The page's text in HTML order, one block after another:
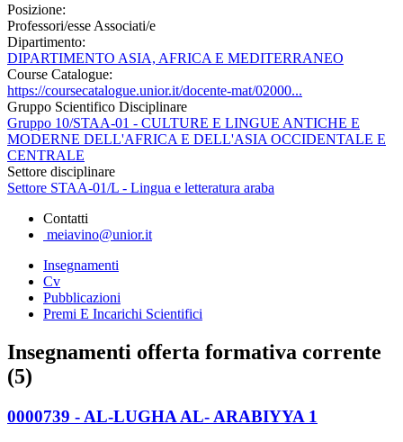
Posizione:
Professori/esse Associati/e
Dipartimento:
DIPARTIMENTO ASIA, AFRICA E MEDITERRANEO
Course Catalogue:
https://coursecatalogue.unior.it/docente-mat/02000...
Gruppo Scientifico Disciplinare
Gruppo 10/STAA-01 - CULTURE E LINGUE ANTICHE E
MODERNE DELL'AFRICA E DELL'ASIA OCCIDENTALE E
CENTRALE
Settore disciplinare
Settore STAA-01/L - Lingua e letteratura araba
Contatti
meiavino@unior.it
Insegnamenti
Cv
Pubblicazioni
Premi E Incarichi Scientifici
Insegnamenti offerta formativa corrente
(5)
0000739 - AL-LUGHA AL- ARABIYYA 1